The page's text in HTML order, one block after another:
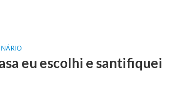
eu escolhi e santifiquei